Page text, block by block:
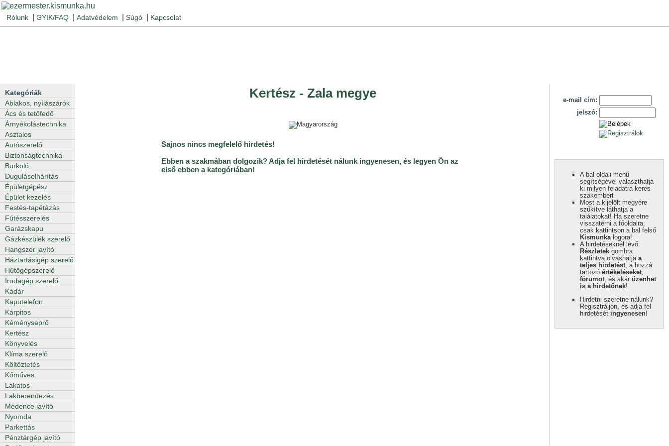
Rólunk GYIK/FAQ Adatvédelem Súgó Kapcsolat
e-mail cím:
jelszó:
A bal oldali menü
segítségével választhatja
ki milyen feladatra keres
szakembert
Most a kijelölt megyére
szűkítve láthatja a
találatokat! Ha szeretne
visszatérni a főoldalra,
csak kattintson a bal felső
Kismunka logora!
A hirdetéseknél lévő
Részletek gombra
kattintva olvashatja a
teljes hirdetést , a hozzá
tartozó értékeléseket
fórumot , és akár üzenhet
is a hirdetőnek!
Hirdetni szeretne nálunk?
Regisztráljon, és adja fel
hirdetését ingyenesen!
Kategóriák
Ablakos, nyílászárók
Ács és tetőfedő
Árnyékolástechnika
Asztalos
Autószerelő
Biztonságtechnika
Burkoló
Duguláselhárítás
Épületgépész
Épület kezelés
Festés-tapétázás
Fűtésszerelés
Garázskapu
Gázkészülék szerelő
Hangszer javító
Háztartásigép szerelő
Hűtőgépszerelő
Irodagép szerelő
Kádár
Kaputelefon
Kárpitos
Kéményseprő
Kertész
Könyvelés
Klíma szerelő
Költöztetés
Kőműves
Lakatos
Lakberendezés
Medence javító
Nyomda
Parkettás
Pénztárgép javító
Kertész - Zala megye
Sajnos nincs megfelelő hirdetés!
Ebben a szakmában dolgozik? Adja fel hirdetését nálunk ingyenesen, és legyen Ön az
első ebben a kategóriában!